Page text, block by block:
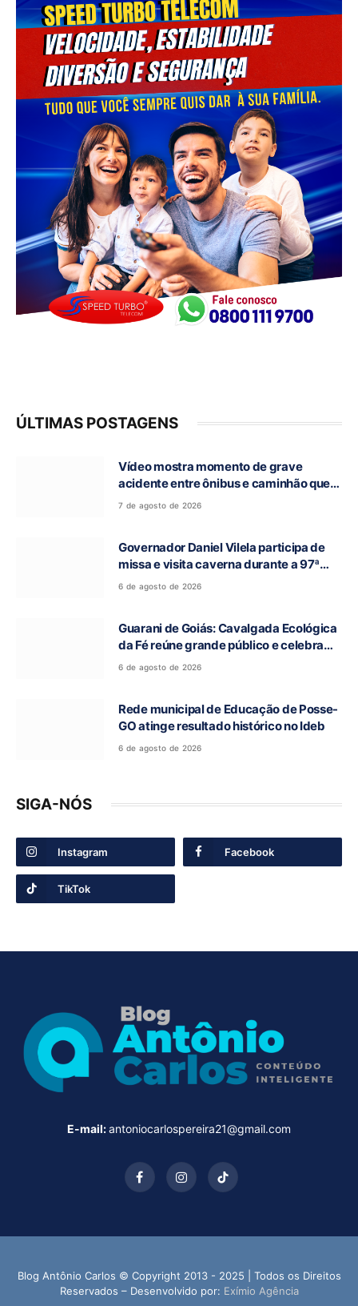
ÚLTIMAS POSTAGENS
Vídeo mostra momento de grave
acidente entre ônibus e caminhão que
deixou cinco mortos na GO-010, em
7 de agosto de 2026
Governador Daniel Vilela participa de
missa e visita caverna durante a 97ª
Romaria do Bom Jesus da Lapa de Terra
6 de agosto de 2026
Guarani de Goiás: Cavalgada Ecológica
da Fé reúne grande público e celebra
tradição religiosa
6 de agosto de 2026
Rede municipal de Educação de Posse-
GO atinge resultado histórico no Ideb
6 de agosto de 2026
SIGA-NÓS
Instagram Facebook
TikTok
E-mail:antoniocarlospereira21@gmail.com
FacebookInstagramTikTok
Blog Antônio Carlos © Copyright 2013 - 2025 | Todos os Direitos
Reservados – Desenvolvido por: Exímio Agência